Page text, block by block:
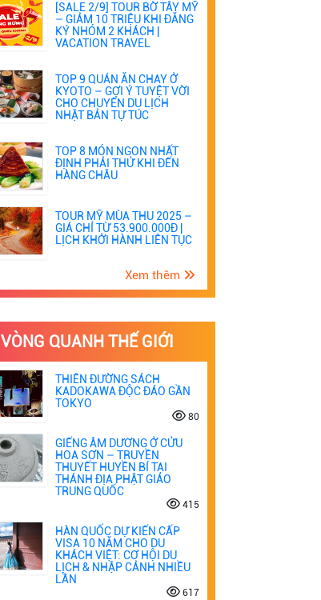
[SALE 2/9] TOUR BỜ TÂY MỸ
– GIẢM 10 TRIỆU KHI ĐĂNG
KÝ NHÓM 2 KHÁCH |
VACATION TRAVEL
TOP 9 QUÁN ĂN CHAY Ở
KYOTO – GỢI Ý TUYỆT VỜI
CHO CHUYẾN DU LỊCH
NHẬT BẢN TỰ TÚC
TOP 8 MÓN NGON NHẤT
ĐỊNH PHẢI THỬ KHI ĐẾN
HÀNG CHÂU
TOUR MỸ MÙA THU 2025 –
GIÁ CHỈ TỪ 53.900.000Đ |
LỊCH KHỞI HÀNH LIÊN TỤC
Xem thêm
VÒNG QUANH THẾ GIỚI
THIÊN ĐƯỜNG SÁCH
KADOKAWA ĐỘC ĐÁO GẦN
TOKYO
80
GIẾNG ÂM DƯƠNG Ở CỬU
HOA SƠN – TRUYỀN
THUYẾT HUYỀN BÍ TẠI
THÁNH ĐỊA PHẬT GIÁO
TRUNG QUỐC
415
HÀN QUỐC DỰ KIẾN CẤP
VISA 10 NĂM CHO DU
KHÁCH VIỆT: CƠ HỘI DU
LỊCH & NHẬP CẢNH NHIỀU
LẦN
617